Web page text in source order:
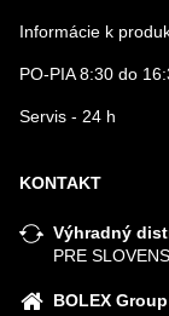
Informácie k
PO-PIA 8:30 do
Servis - 24 h
KONTAKT
Výhradný
PRE
BOLEX